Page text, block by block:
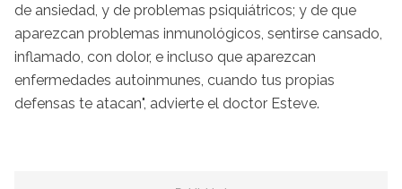
de ansiedad, y de problemas psiquiátricos; y de que
aparezcan problemas inmunológicos, sentirse cansado,
inflamado, con dolor, e incluso que aparezcan
enfermedades autoinmunes, cuando tus propias
defensas te atacan", advierte el doctor Esteve.